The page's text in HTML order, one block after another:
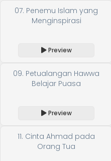
07. Penemu Islam yang
Menginspirasi
Preview
09. Petualangan Hawwa
Belajar Puasa
Preview
11. Cinta Ahmad pada
Orang Tua